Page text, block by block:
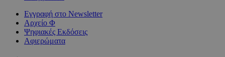
Εγγραφή στο Newsletter
Αρχείο Φ
Ψηφιακές Εκδόσεις
Αφιερώματα